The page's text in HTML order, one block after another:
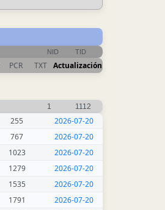
NID TID
PCR TXT Actualización
1 1112
255
2026-07-20
767
2026-07-20
1023
2026-07-20
1279
2026-07-20
1535
2026-07-20
1791
2026-07-20